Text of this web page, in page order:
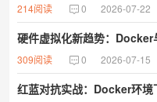
214阅读 0 2026-07-22
硬件虚拟化新趋势：
309阅读 0 2026-07-15
红蓝对抗实战：Docker环